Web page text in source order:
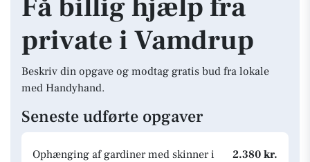
Få billig hjælp fra
private i Vamdrup
Beskriv din opgave og modtag gratis bud fra lokale
med Handyhand.
Seneste udførte opgaver
Ophænging af gardiner med skinner i
2.380 kr.